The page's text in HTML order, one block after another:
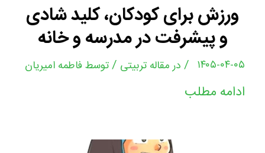
ورزش برای کودکان، کلید شادی
و پیشرفت در مدرسه و خانه
۱۴۰۵-۰۴-۰۵ / درمقاله تربیتی /توسطفاطمه امیریان
ادامه مطلب